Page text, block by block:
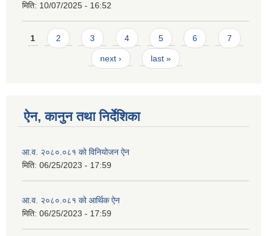
मिति: 10/07/2025 - 16:52
Pages
1 2 3 4 5 6 7
next › last »
ऐन, कानुन तथा निर्देशिका
आ.व. २०८०.०८१ को विनियोजन ऐन
मिति: 06/25/2023 - 17:59
आ.व. २०८०.०८१ को आर्थिक ऐन
मिति: 06/25/2023 - 17:59